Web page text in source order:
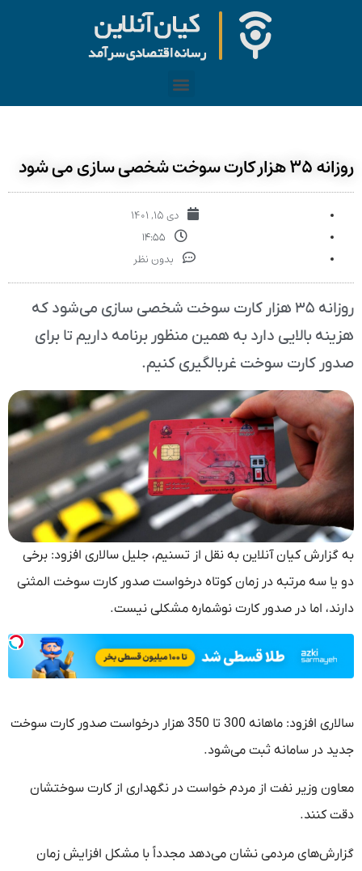
روزانه ۳۵ هزار کارت سوخت شخصی سازی می شود
دی ۱۵, ۱۴۰۱
۱۴:۵۵
بدون نظر
روزانه ۳۵ هزار کارت سوخت شخصی سازی می‌شود که
هزینه بالایی دارد به همین منظور برنامه داریم تا برای
صدور کارت سوخت غربالگیری کنیم.
به گزارش کیان آنلاین به نقل از تسنیم، جلیل سالاری افزود: برخی
دو یا سه مرتبه در زمان کوتاه درخواست صدور کارت سوخت المثنی
دارند، اما در صدور کارت نوشماره مشکلی نیست.
سالاری افزود: ماهانه 300 تا 350 هزار درخواست صدور کارت سوخت
جدید در سامانه ثبت می‌شود.
معاون وزیر نفت از مردم خواست در نگهداری از کارت سوختشان
دقت کنند.
گزارش‌های مردمی نشان می‌دهد مجدداً با مشکل افزایش زمان